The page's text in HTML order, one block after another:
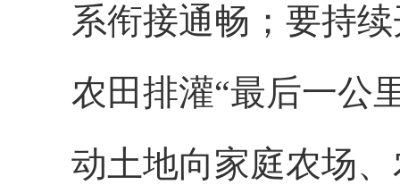
系衔接通畅；要持
农田排灌“最后一公
动土地向家庭农场